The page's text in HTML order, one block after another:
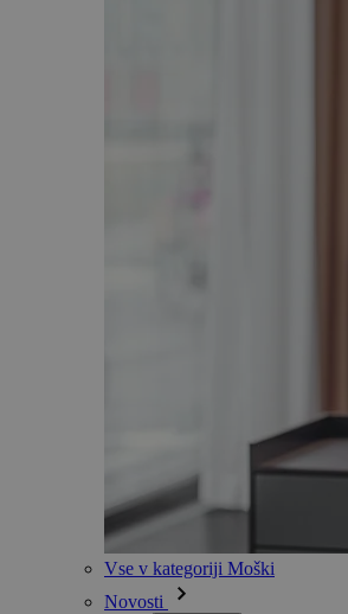
Vse v kategoriji Moški
Novosti